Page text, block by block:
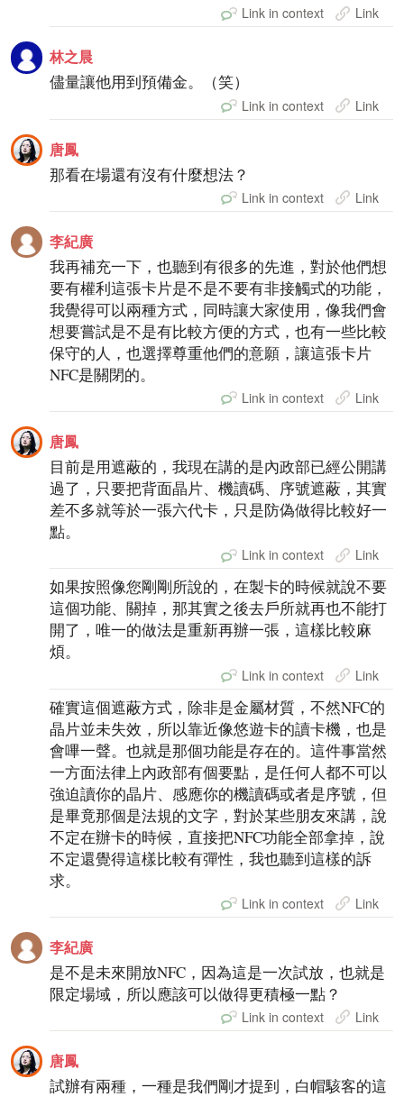
Link in context Link
林之晨
儘量讓他用到預備金。（笑）
Link in context Link
唐鳳
那看在場還有沒有什麼想法？
Link in context Link
李紀廣
我再補充一下，也聽到有很多的先進，對於他們想
要有權利這張卡片是不是不要有非接觸式的功能，
我覺得可以兩種方式，同時讓大家使用，像我們會
想要嘗試是不是有比較方便的方式，也有一些比較
保守的人，也選擇尊重他們的意願，讓這張卡片
NFC是關閉的。
Link in context Link
唐鳳
目前是用遮蔽的，我現在講的是內政部已經公開講
過了，只要把背面晶片、機讀碼、序號遮蔽，其實
差不多就等於一張六代卡，只是防偽做得比較好一
點。
Link in context Link
如果按照像您剛剛所說的，在製卡的時候就說不要
這個功能、關掉，那其實之後去戶所就再也不能打
開了，唯一的做法是重新再辦一張，這樣比較麻
煩。
Link in context Link
確實這個遮蔽方式，除非是金屬材質，不然NFC的
晶片並未失效，所以靠近像悠遊卡的讀卡機，也是
會嗶一聲。也就是那個功能是存在的。這件事當然
一方面法律上內政部有個要點，是任何人都不可以
強迫讀你的晶片、感應你的機讀碼或者是序號，但
是畢竟那個是法規的文字，對於某些朋友來講，說
不定在辦卡的時候，直接把NFC功能全部拿掉，說
不定還覺得這樣比較有彈性，我也聽到這樣的訴
求。
Link in context Link
李紀廣
是不是未來開放NFC，因為這是一次試放，也就是
限定場域，所以應該可以做得更積極一點？
Link in context Link
唐鳳
試辦有兩種，一種是我們剛才提到，白帽駭客的這